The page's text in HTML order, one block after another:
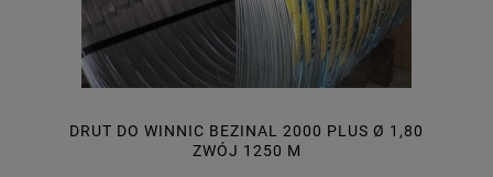
DRUT DO WINNIC BEZINAL 2000 PLUS Ø 1,80
ZWÓJ 1250 M